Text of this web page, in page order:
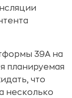
39A на
планируемая
что
несколько